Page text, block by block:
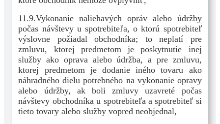
11.9.Vykonanie naliehavých opráv alebo údržby
počas návštevy u spotrebiteľa, o ktorú spotrebiteľ
výslovne požiadal obchodníka; to neplatí pre
zmluvu, ktorej predmetom je poskytnutie inej
služby ako oprava alebo údržba, a pre zmluvu,
ktorej predmetom je dodanie iného tovaru ako
náhradného dielu potrebného na vykonanie opravy
alebo údržby, ak boli zmluvy uzavreté počas
návštevy obchodníka u spotrebiteľa a spotrebiteľ si
tieto tovary alebo služby vopred neobjednal,